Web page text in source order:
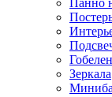
Панно
Зеркала